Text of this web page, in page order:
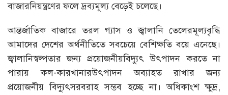
বাজারনিয়ন্ত্রণের ফলে দ্রব্যমূল্য বেড়েই চলেছে।
আন্তর্জাতিক বাজারে তরল গ্যাস ও জ্বালানি তেলেরমূল্যবৃদ্ধি
আমাদের দেশের অর্থনীতিতে সবচেয়ে বেশিক্ষতি বয়ে এনেছে।
জ্বালানিস্বল্পতার জন্য প্রয়োজনীয়বিদ্যুৎ উৎপাদন করতে না
পারায় কল-কারখানারউৎপাদন অব্যাহত রাখার জন্য
প্রয়োজনীয় বিদ্যুৎসরবরাহ সম্ভব হচ্ছে না। অধিকাংশ ক্ষুদ্র,